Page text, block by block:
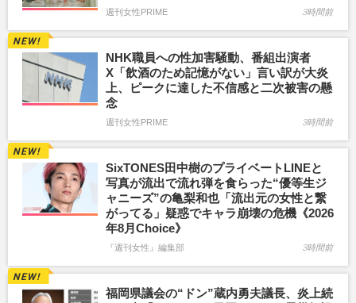
週刊女性PRIME 3時間前
NHK職員への性加害騒動、番組出演者
X「飲酒のため記憶がない」言い訳が大炎
上、ピークに達した不信感と二次被害の懸
念
週刊女性PRIME 3時間前
SixTONES田中樹のプライベートLINEと
写真が流出で流れ弾を食らった“優等生ジ
ャニーズ”の亀梨和也「流出元の女性と繋
がってる」疑惑でキャラ崩壊の危機《2026
年8月Choice》
『週刊女性』編集部 3時間前
福岡県議会の“ドン”蔵内勇夫議長、炎上続